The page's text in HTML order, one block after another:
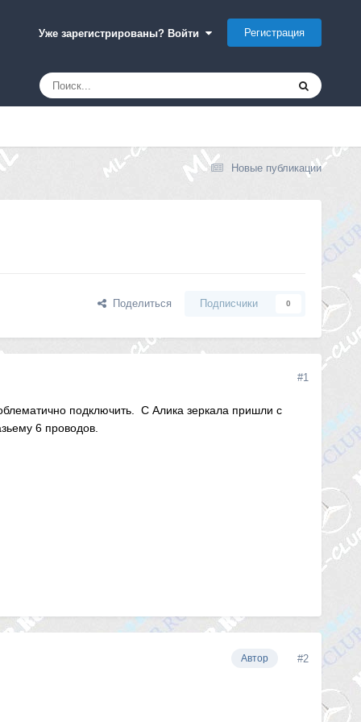
Уже зарегистрированы? Войти Регистрация
Новые публикации
Поделиться Подписчики 0
#1
подключить. С Алика зеркала пришли с
6 проводов.
Автор #2